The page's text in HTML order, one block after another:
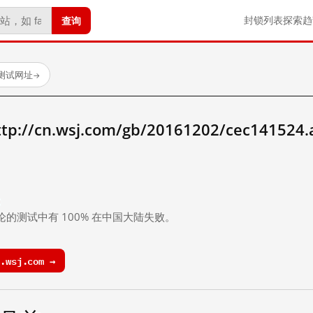
查询 封锁列表探索
试网址→
cn.wsj.com/gb/20161202/
测试中有 100% 在中国大陆失败。
→